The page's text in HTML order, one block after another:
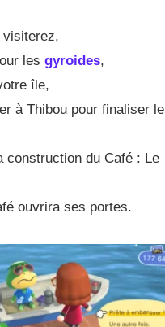
visiterez,
les gyroides,
île,
à Thibou pour finaliser le
construction du Café : Le
ouvrira ses portes.